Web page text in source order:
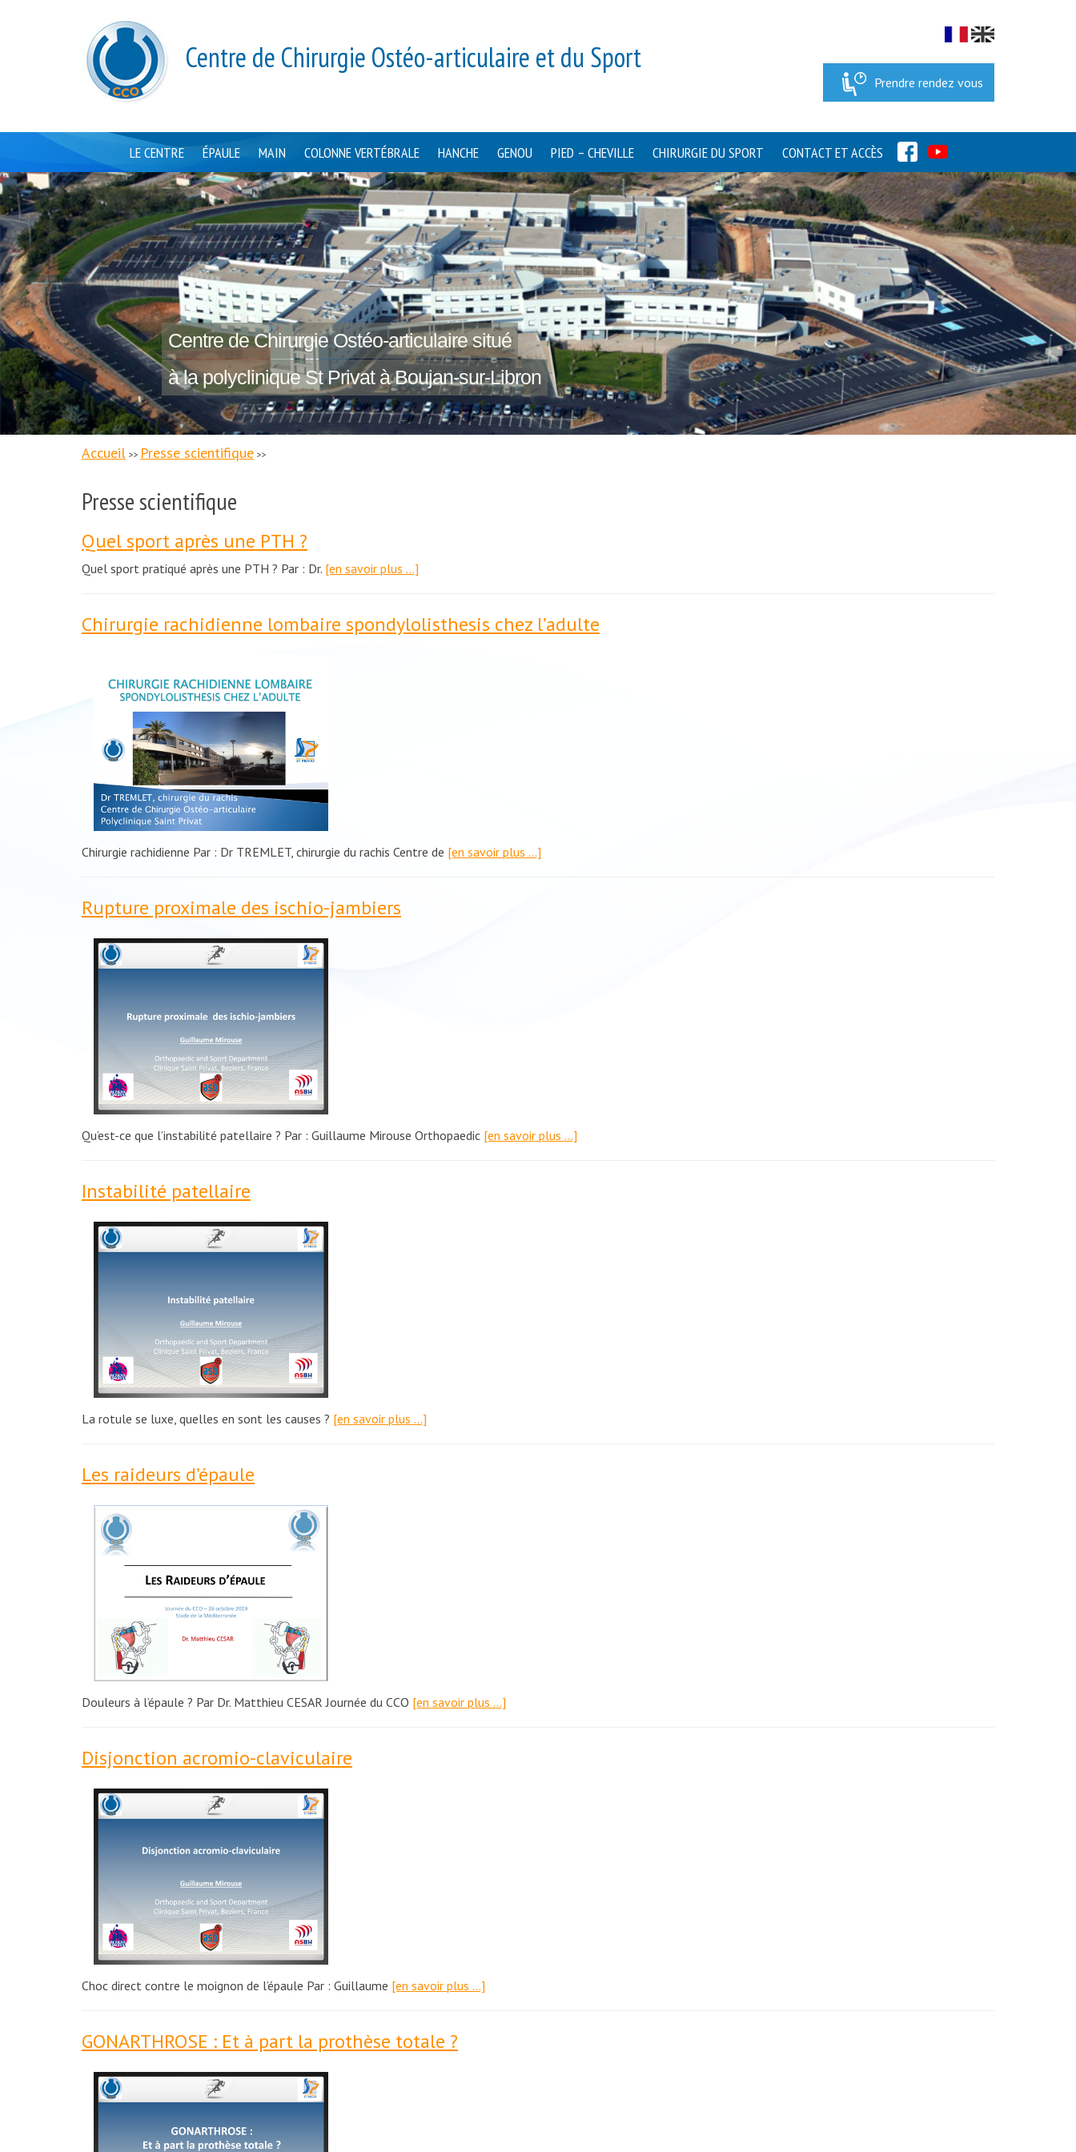
Centre de Chirurgie Ostéo-articulaire et du Sport
Prendre rendez vous
LE CENTRE ÉPAULE MAIN COLONNE VERTÉBRALE HANCHE GENOU PIED – CHEVILLE CHIRURGIE DU SPORT CONTACT ET ACCÈS FACEBOOK
Centre de Chirurgie Ostéo-articulaire situé
à la polyclinique St Privat à Boujan-sur-Libron
Accueil >> Presse scientifique >>
Presse scientifique
Quel sport après une PTH ?
Quel sport pratiqué après une PTH ? Par : Dr. [en savoir plus …]
Chirurgie rachidienne lombaire spondylolisthesis chez l’adulte
Chirurgie rachidienne Par : Dr TREMLET, chirurgie du rachis Centre de [en savoir plus …]
Rupture proximale des ischio-jambiers
Qu’est-ce que l’instabilité patellaire ? Par : Guillaume Mirouse Orthopaedic [en savoir plus …]
Instabilité patellaire
La rotule se luxe, quelles en sont les causes ? [en savoir plus …]
Les raideurs d’épaule
Douleurs à l’épaule ? Par Dr. Matthieu CESAR Journée du CCO [en savoir plus …]
Disjonction acromio-claviculaire
Choc direct contre le moignon de l’épaule Par : Guillaume [en savoir plus …]
GONARTHROSE : Et à part la prothèse totale ?